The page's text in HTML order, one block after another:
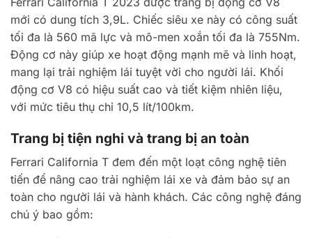
mới có dung tích 3,9L. Chiếc siêu xe này có công suất
tối đa là 560 mã lực và mô-men xoắn tối đa là 755Nm.
Động cơ này giúp xe hoạt động mạnh mẽ và linh hoạt,
mang lại trải nghiệm lái tuyệt vời cho người lái. Khối
động cơ V8 có hiệu suất cao và tiết kiệm nhiên liệu,
với mức tiêu thụ chỉ 10,5 lít/100km.
Trang bị tiện nghi và trang bị an toàn
Ferrari California T đem đến một loạt công nghệ tiên
tiến để nâng cao trải nghiệm lái xe và đảm bảo sự an
toàn cho người lái và hành khách. Các công nghệ đáng
chú ý bao gồm: